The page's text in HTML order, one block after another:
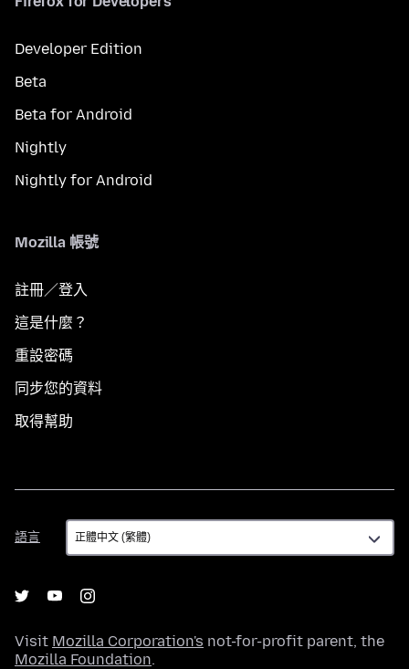
Developer Edition
Beta
Beta for Android
Nightly
Nightly for Android
Mozilla 帳號
註冊／登入
這是什麼？
重設密碼
同步您的資料
取得幫助
語言
語
言
Visit Mozilla Corporation's not-for-profit parent, the
Mozilla Foundation.